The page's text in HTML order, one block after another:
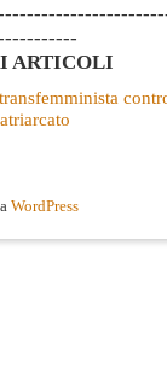
ARTICOLI
WordPress